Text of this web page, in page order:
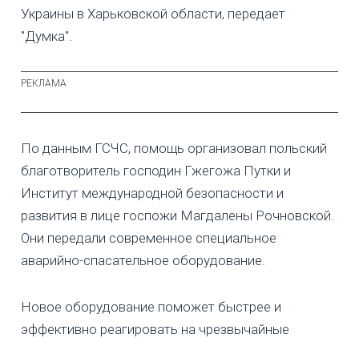
Украины в Харьковской области, передает
"Думка".
По данным ГСЧС, помощь организовал польский
благотворитель господин Гжегожа Путки и
Институт международной безопасности и
развития в лице госпожи Магдалены Рочновской.
Они передали современное специальное
аварийно-спасательное оборудование.
Новое оборудование поможет быстрее и
эффективно реагировать на чрезвычайные